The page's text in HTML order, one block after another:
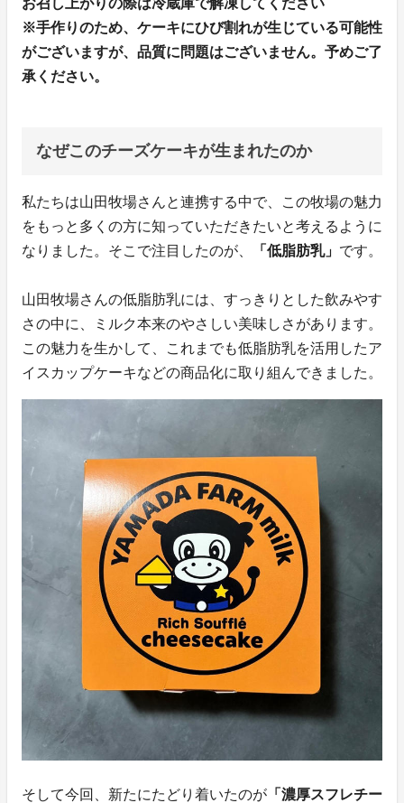
お召し上がりの際は冷蔵庫で解凍してください
※手作りのため、ケーキにひび割れが生じている可能性
がございますが、品質に問題はございません。予めご了
承ください。
なぜこのチーズケーキが生まれたのか
私たちは山田牧場さんと連携する中で、この牧場の魅力
をもっと多くの方に知っていただきたいと考えるように
なりました。そこで注目したのが、
「低脂肪乳」 です。
山田牧場さんの低脂肪乳には、すっきりとした飲みやす
さの中に、ミルク本来のやさしい美味しさがあります。
この魅力を生かして、これまでも低脂肪乳を活用したア
イスカップケーキなどの商品化に取り組んできました。
そして今回、新たにたどり着いたのが 「濃厚スフレチー